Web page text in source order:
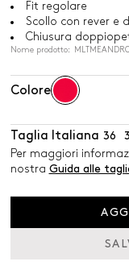
Fit regolare
Scollo con rever e
Chiusura
Nome prodotto:
Colore
Taglia Italiana 36
Per maggiori
nostra Guida alle